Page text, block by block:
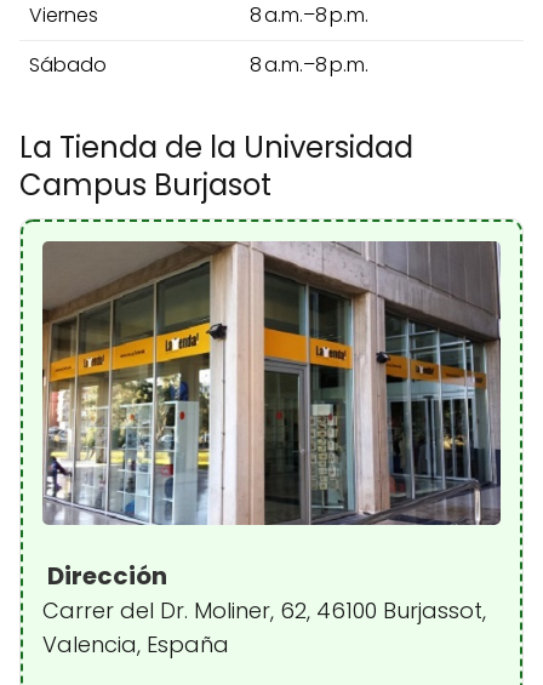
Viernes
8 a.m.–8 p.m.
Sábado
8 a.m.–8 p.m.
La Tienda de la Universidad
Campus Burjasot
Dirección
Carrer del Dr. Moliner, 62, 46100 Burjassot,
Valencia, España